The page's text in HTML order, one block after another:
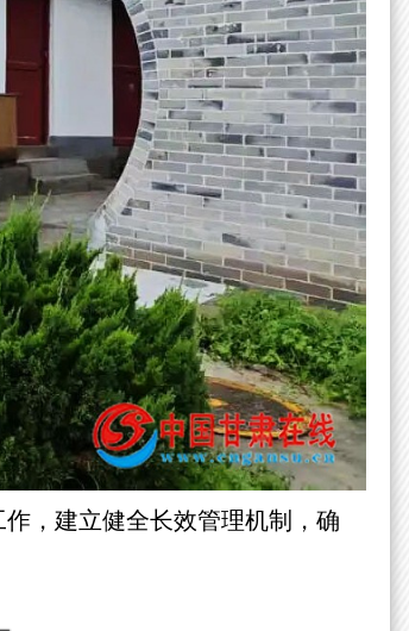
作，建立健全长效管理机制，确